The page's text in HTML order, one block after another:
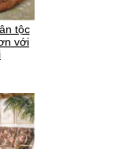
tộc
với